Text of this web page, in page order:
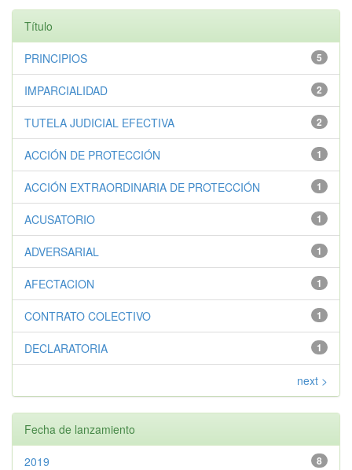
Título
5
PRINCIPIOS
2
IMPARCIALIDAD
2
TUTELA JUDICIAL EFECTIVA
1
ACCIÓN DE PROTECCIÓN
1
ACCIÓN EXTRAORDINARIA DE PROTECCIÓN
1
ACUSATORIO
1
ADVERSARIAL
1
AFECTACION
1
CONTRATO COLECTIVO
1
DECLARATORIA
next >
Fecha de lanzamiento
8
2019